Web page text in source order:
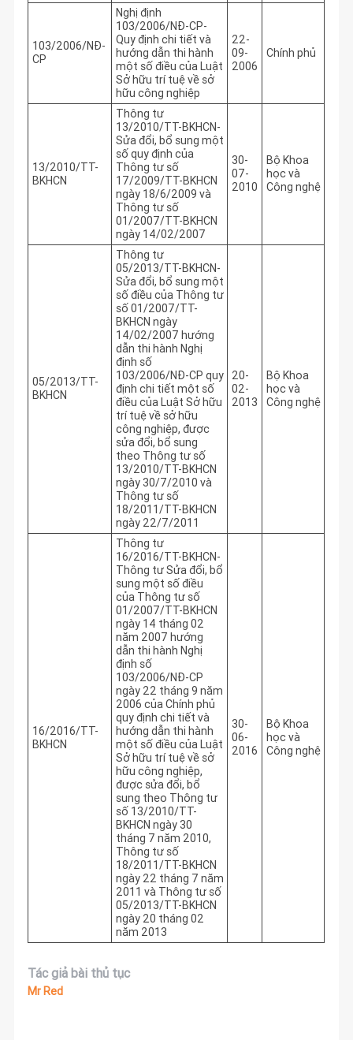
103/2006/NĐ-
CP
Nghị định
103/2006/NĐ-CP-
Quy định chi tiết và
hướng dẫn thi hành
một số điều của Luật
Sở hữu trí tuệ về sở
hữu công nghiệp
22-
09-
2006
Chính phủ
13/2010/TT-
BKHCN
Thông tư
13/2010/TT-BKHCN-
Sửa đổi, bổ sung một
số quy định của
Thông tư số
17/2009/TT-BKHCN
ngày 18/6/2009 và
Thông tư số
01/2007/TT-BKHCN
ngày 14/02/2007
30-
07-
2010
Bộ Khoa
học và
Công nghệ
05/2013/TT-
BKHCN
Thông tư
05/2013/TT-BKHCN-
Sửa đổi, bổ sung một
số điều của Thông tư
số 01/2007/TT-
BKHCN ngày
14/02/2007 hướng
dẫn thi hành Nghị
định số
103/2006/NĐ-CP quy
định chi tiết một số
điều của Luật Sở hữu
trí tuệ về sở hữu
công nghiệp, được
sửa đổi, bổ sung
theo Thông tư số
13/2010/TT-BKHCN
ngày 30/7/2010 và
Thông tư số
18/2011/TT-BKHCN
ngày 22/7/2011
20-
02-
2013
Bộ Khoa
học và
Công nghệ
16/2016/TT-
BKHCN
Thông tư
16/2016/TT-BKHCN-
Thông tư Sửa đổi, bổ
sung một số điều
của Thông tư số
01/2007/TT-BKHCN
ngày 14 tháng 02
năm 2007 hướng
dẫn thi hành Nghị
định số
103/2006/NĐ-CP
ngày 22 tháng 9 năm
2006 của Chính phủ
quy định chi tiết và
hướng dẫn thi hành
một số điều của Luật
Sở hữu trí tuệ về sở
hữu công nghiệp,
được sửa đổi, bổ
sung theo Thông tư
số 13/2010/TT-
BKHCN ngày 30
tháng 7 năm 2010,
Thông tư số
18/2011/TT-BKHCN
ngày 22 tháng 7 năm
2011 và Thông tư số
05/2013/TT-BKHCN
ngày 20 tháng 02
năm 2013
30-
06-
2016
Bộ Khoa
học và
Công nghệ
Tác giả bài thủ tục
Mr Red